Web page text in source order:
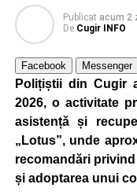
„Nu am lucrat
lucrat la Uzina
stat, însă în SUA
și aici bugetele
președinții
foarte mult pentru
proiect, o
început
încep producția.
Publicat acum 2
De Cugir INFO
Facebook Messenger
Polițiștii din Cugir
2026, o activitate
asistență și
„Lotus”, unde
recomandări
și adoptarea unui